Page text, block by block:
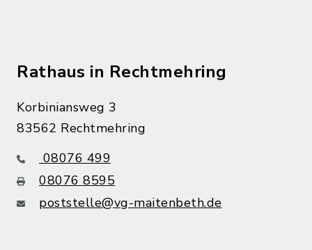
Rathaus in Rechtmehring
Korbiniansweg 3
83562 Rechtmehring
08076 499
08076 8595
poststelle@vg-maitenbeth.de